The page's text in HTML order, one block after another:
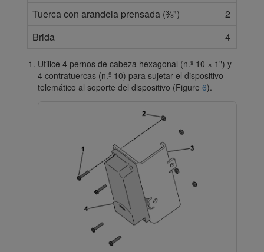
Tuerca con arandela prensada (⅜")
2
Brida
4
Utilice 4 pernos de cabeza hexagonal (n.º 10 × 1") y
4 contratuercas (n.º 10) para sujetar el dispositivo
telemático al soporte del dispositivo (Figure 6).